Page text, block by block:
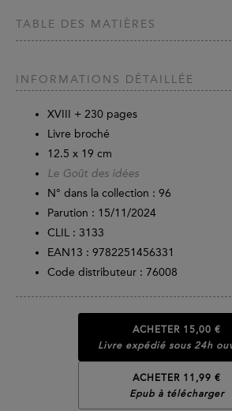
TABLE DES MATIÈRES
INFORMATIONS DÉTAILLÉE
XVIII + 230 pages
Livre broché
12.5 x 19 cm
Le Goût des idées
N° dans la collection : 96
Parution : 15/11/2024
CLIL : 3133
EAN13 : 9782251456331
Code distributeur : 76008
ACHETER 15,00 €
Livre expédié sous 24h
ACHETER 11,99 €
Epub à télécharger